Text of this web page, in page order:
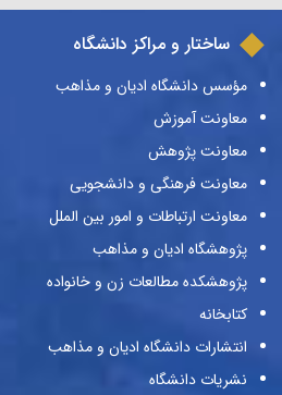
ساختار و مراکز دانشگاه
مؤسس دانشگاه ادیان و مذاهب
معاونت آموزش
معاونت پژوهش
معاونت فرهنگی و دانشجویی
معاونت ارتباطات و امور بین الملل
پژوهشگاه ادیان و مذاهب
پژوهشکده مطالعات زن و خانواده
کتابخانه
انتشارات دانشگاه ادیان و مذاهب
نشریات دانشگاه